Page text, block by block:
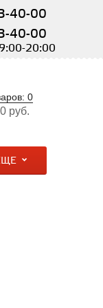
40-00
40-00
20:00
0
0 руб.